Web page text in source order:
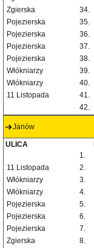
Zgierska
34.
Pojezierska
35.
Pojezierska
36.
Pojezierska
37.
Pojezierska
38.
Włókniarzy
39.
Włókniarzy
40.
11 Listopada
41.
42.
Janów
ULICA
1.
11 Listopada
2.
Włókniarzy
3.
Włókniarzy
4.
Pojezierska
5.
Pojezierska
6.
Pojezierska
7.
Zgierska
8.